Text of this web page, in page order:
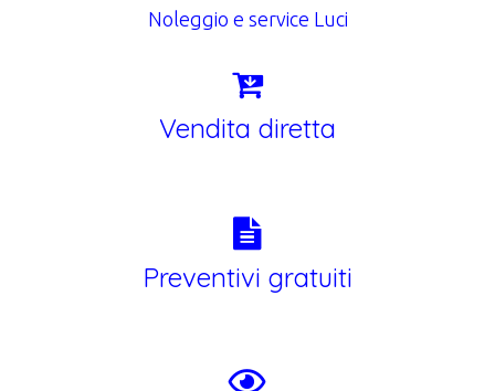
Noleggio e service Luci
Vendita diretta
Preventivi gratuiti